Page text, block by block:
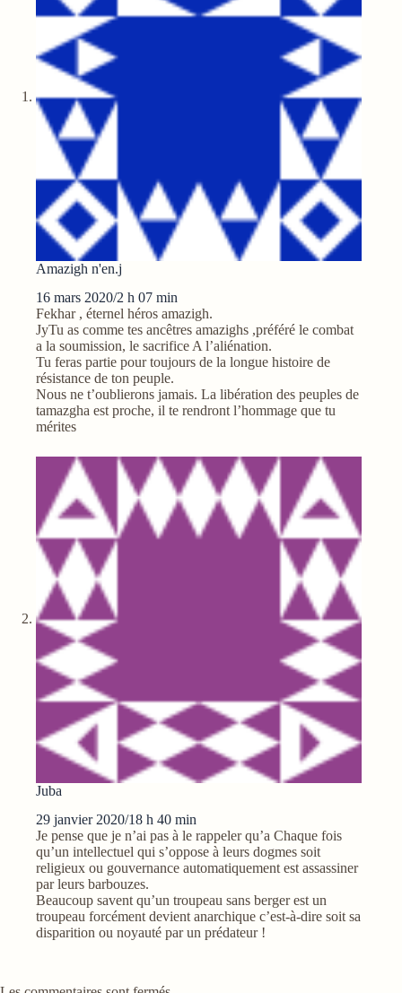
Amazigh n'en.j
16 mars 2020/2 h 07 min
Fekhar , éternel héros amazigh.
JyTu as comme tes ancêtres amazighs ,préféré le combat
a la soumission, le sacrifice A l’aliénation.
Tu feras partie pour toujours de la longue histoire de
résistance de ton peuple.
Nous ne t’oublierons jamais. La libération des peuples de
tamazgha est proche, il te rendront l’hommage que tu
mérites
Juba
29 janvier 2020/18 h 40 min
Je pense que je n’ai pas à le rappeler qu’a Chaque fois
qu’un intellectuel qui s’oppose à leurs dogmes soit
religieux ou gouvernance automatiquement est assassiner
par leurs barbouzes.
Beaucoup savent qu’un troupeau sans berger est un
troupeau forcément devient anarchique c’est-à-dire soit sa
disparition ou noyauté par un prédateur !